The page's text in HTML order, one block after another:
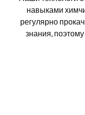
навыками
регулярно
знания,